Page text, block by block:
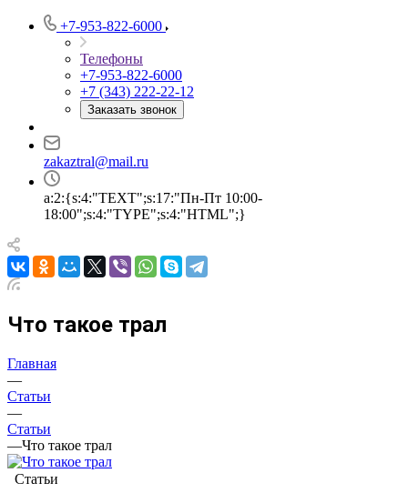
+7-953-822-6000
Телефоны
+7-953-822-6000
+7 (343) 222-22-12
Заказать звонок
zakaztral@mail.ru
a:2:{s:4:"TEXT";s:17:"Пн-Пт 10:00-
18:00";s:4:"TYPE";s:4:"HTML";}
Что такое трал
Главная
—
Статьи
—
Статьи
—Что такое трал
Статьи